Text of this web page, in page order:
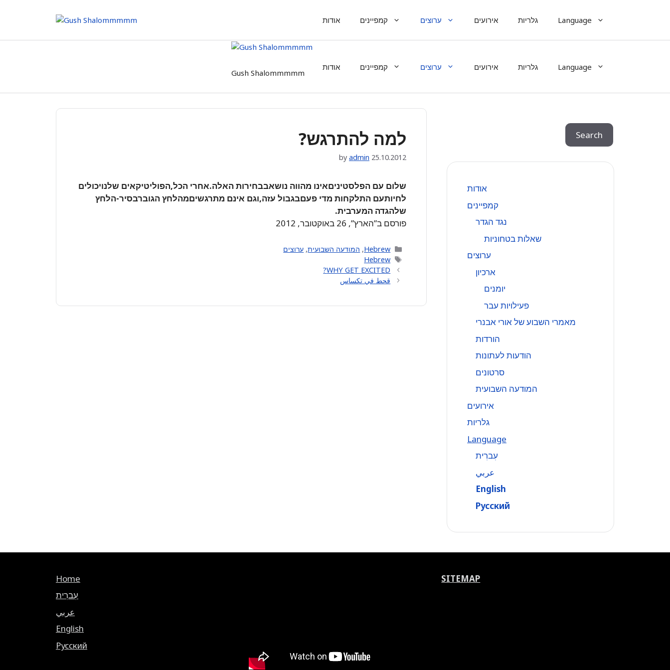
אודות קמפיינים ערוצים אירועים גלריות Language
Gush Shalommmmm
אודות קמפיינים ערוצים אירועים גלריות Language
למה להתרגש?
25.10.2012
by admin
שלום עם הפלסטיניםאינו מהווה נושאבבחירות האלה.אחרי הכל,הפוליטיקאים שלנויכולים
לחיותעם התלקחות מדי פעםבגבול עזה,וגם אינם מתרגשיםמהלחץ הגוברבסיר-הלחץ
שלהגדה המערבית.
פורסם ב”הארץ”, 26 באוקטובר, 2012
Categories
Hebrew
, המודעה השבועית, ערוצים
Tags
Hebrew
WHY GET EXCITED?
قحط في تكساس
Search
אודות
קמפיינים
נגד הגדר
שאלות בטחוניות
ערוצים
ארכיון
יומנים
פעילויות עבר
מאמרי השבוע של אורי אבנרי
הורדות
הודעות לעתונות
סרטונים
המודעה השבועית
אירועים
גלריות
Language
עִברִית
عربي
English
Русский
Home
עִברִית
عربي
English
Русский
SITEMAP